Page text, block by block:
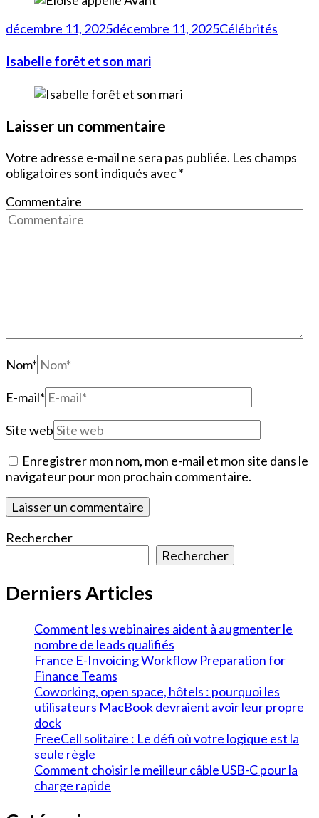
décembre 11, 2025décembre 11, 2025Célébrités
Isabelle forêt et son mari
Laisser un commentaire
Votre adresse e-mail ne sera pas publiée. Les champs
obligatoires sont indiqués avec*
Commentaire
Nom*
E-mail*
Site web
Enregistrer mon nom, mon e-mail et mon site dans le
navigateur pour mon prochain commentaire.
Rechercher
Rechercher
Derniers Articles
Comment les webinaires aident à augmenter le
nombre de leads qualifiés
France E-Invoicing Workflow Preparation for
Finance Teams
Coworking, open space, hôtels : pourquoi les
utilisateurs MacBook devraient avoir leur propre
dock
FreeCell solitaire : Le défi où votre logique est la
seule règle
Comment choisir le meilleur câble USB-C pour la
charge rapide